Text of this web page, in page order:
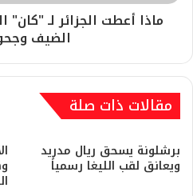
​ماذا أعطت الجزائر لـ "كان"
الضيف
مقالات ذات صلة
برشلونة يسحق ريال مدريد
ويعانق لقب الليغا رسمياً